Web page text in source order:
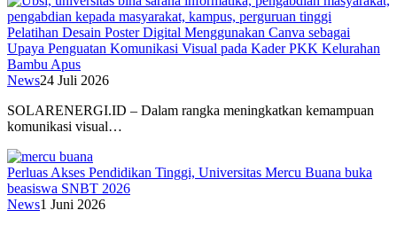
Pelatihan Desain Poster Digital Menggunakan Canva sebagai
Upaya Penguatan Komunikasi Visual pada Kader PKK Kelurahan
Bambu Apus
News24 Juli 2026
SOLARENERGI.ID – Dalam rangka meningkatkan kemampuan
komunikasi visual…
Perluas Akses Pendidikan Tinggi, Universitas Mercu Buana buka
beasiswa SNBT 2026
News1 Juni 2026